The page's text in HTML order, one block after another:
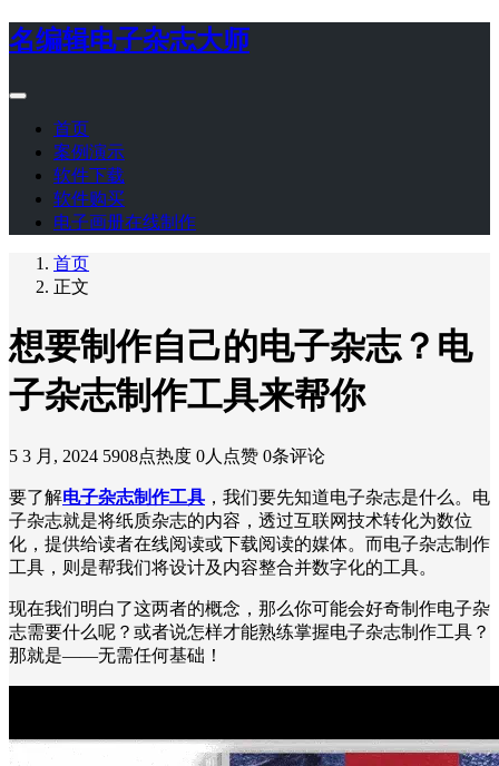
名编辑电子杂志大师
首页
案例演示
软件下载
软件购买
电子画册在线制作
首页
正文
想要制作自己的电子杂志？电
子杂志制作工具来帮你
5 3 月, 2024 5908点热度 0人点赞 0条评论
要了解电子杂志制作工具 ，我们要先知道电子杂志是什么。电
子杂志就是将纸质杂志的内容，透过互联网技术转化为数位
化，提供给读者在线阅读或下载阅读的媒体。而电子杂志制作
工具，则是帮我们将设计及内容整合并数字化的工具。
现在我们明白了这两者的概念，那么你可能会好奇制作电子杂
志需要什么呢？或者说怎样才能熟练掌握电子杂志制作工具？
那就是——无需任何基础！